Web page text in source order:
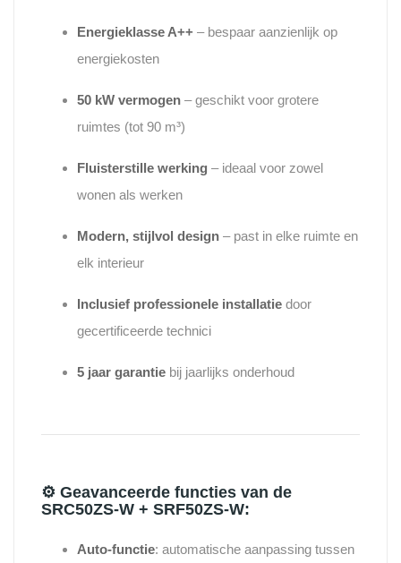
Energieklasse A++ – bespaar aanzienlijk op
energiekosten
50 kW vermogen – geschikt voor grotere
ruimtes (tot 90 m³)
Fluisterstille werking – ideaal voor zowel
wonen als werken
Modern, stijlvol design – past in elke ruimte en
elk interieur
Inclusief professionele installatie door
gecertificeerde technici
5 jaar garantie bij jaarlijks onderhoud
⚙️ Geavanceerde functies van de
SRC50ZS-W + SRF50ZS-W:
Auto-functie: automatische aanpassing tussen